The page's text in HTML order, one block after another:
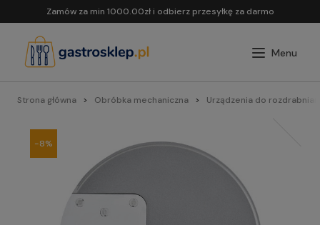
Zamów za min 1000.00zł i odbierz przesyłkę za darmo
Strona główna Obróbka mechaniczna Urządzenia do
-8%